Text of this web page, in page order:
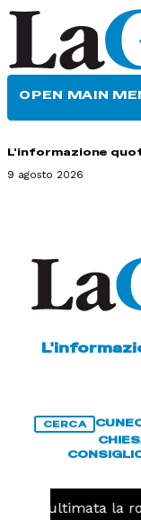
OPEN MAIN
L'informazione
9 agosto 2026
CERCA
ultimata la